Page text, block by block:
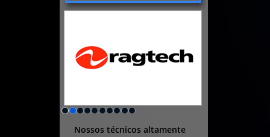
Nossos técnicos altamente